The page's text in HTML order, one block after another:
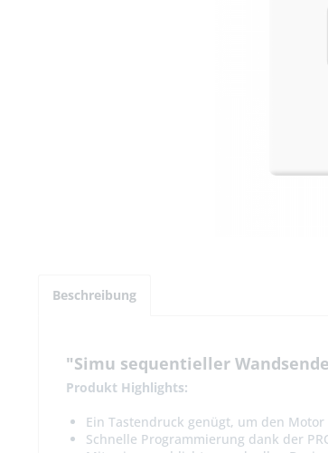
Beschreibung
"Simu sequentieller
Produkt Highlights:
Ein Tastendruck genügt, um den
Schnelle Programmierung dank der